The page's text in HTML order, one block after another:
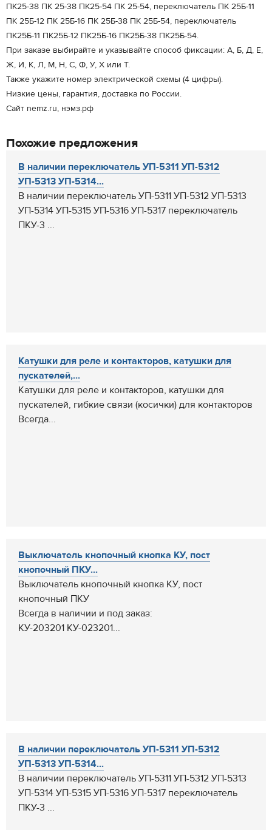
ПК25-38 ПК 25-38 ПК25-54 ПК 25-54, переключатель ПК 25Б-11
ПК 25Б-12 ПК 25Б-16 ПК 25Б-38 ПК 25Б-54, переключатель
ПК25Б-11 ПК25Б-12 ПК25Б-16 ПК25Б-38 ПК25Б-54.
При заказе выбирайте и указывайте способ фиксации: А, Б, Д, Е,
Ж, И, К, Л, М, Н, С, Ф, У, Х или Т.
Также укажите номер электрической схемы (4 цифры).
Низкие цены, гарантия, доставка по России.
Сайт nemz.ru, нэмз.рф
Похожие предложения
В наличии переключатель УП-5311 УП-5312
УП-5313 УП-5314...
В наличии переключатель УП-5311 УП-5312 УП-5313
УП-5314 УП-5315 УП-5316 УП-5317 переключатель
ПКУ-3 ...
Катушки для реле и контакторов, катушки для
пускателей,...
Катушки для реле и контакторов, катушки для
пускателей, гибкие связи (косички) для контакторов
Всегда...
Выключатель кнопочный кнопка КУ, пост
кнопочный ПКУ...
Выключатель кнопочный кнопка КУ, пост
кнопочный ПКУ
Всегда в наличии и под заказ:
КУ-203201 КУ-023201...
В наличии переключатель УП-5311 УП-5312
УП-5313 УП-5314...
В наличии переключатель УП-5311 УП-5312 УП-5313
УП-5314 УП-5315 УП-5316 УП-5317 переключатель
ПКУ-3 ...